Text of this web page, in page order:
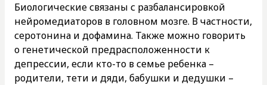
Биологические связаны с разбалансировкой
нейромедиаторов в головном мозге. В частности,
серотонина и дофамина. Также можно говорить
о генетической предрасположенности к
депрессии, если кто-то в семье ребенка –
родители, тети и дяди, бабушки и дедушки –